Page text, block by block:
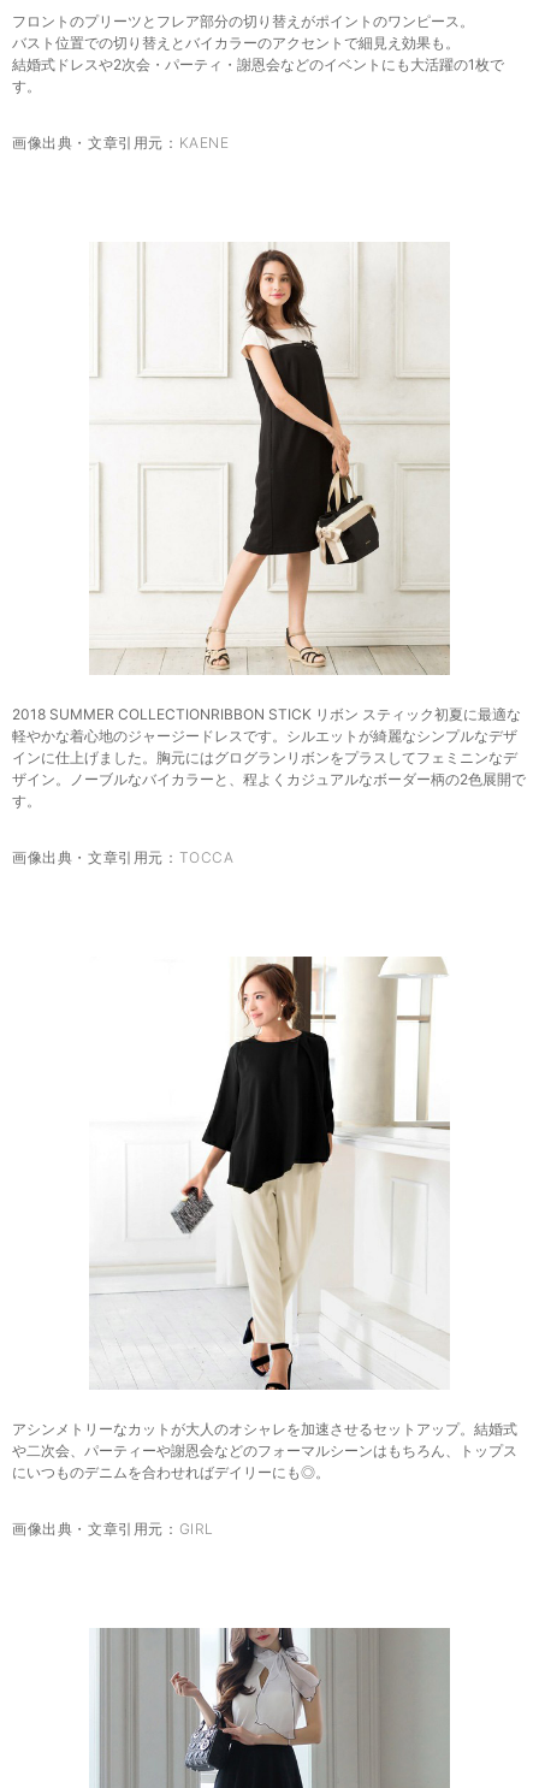
フロントのプリーツとフレア部分の切り替えがポイントのワンピース。
バスト位置での切り替えとバイカラーのアクセントで細見え効果も。
結婚式ドレスや2次会・パーティ・謝恩会などのイベントにも大活躍の1枚で
す。
画像出典・文章引用元： KAENE
2018 SUMMER COLLECTIONRIBBON STICK リボン スティック初夏に最適な
軽やかな着心地のジャージードレスです。シルエットが綺麗なシンプルなデザ
インに仕上げました。胸元にはグログランリボンをプラスしてフェミニンなデ
ザイン。ノーブルなバイカラーと、程よくカジュアルなボーダー柄の2色展開で
す。
画像出典・文章引用元： TOCCA
アシンメトリーなカットが大人のオシャレを加速させるセットアップ。結婚式
や二次会、パーティーや謝恩会などのフォーマルシーンはもちろん、トップス
にいつものデニムを合わせればデイリーにも◎。
画像出典・文章引用元： GIRL